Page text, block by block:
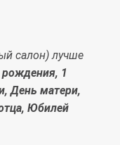
салон) лучше
1
День матери,
Юбилей